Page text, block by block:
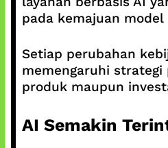
pada kemajuan model
Setiap perubahan
memengaruhi strategi
produk maupun
AI Semakin